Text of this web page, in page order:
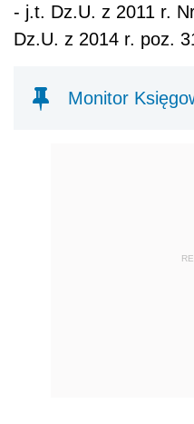
- j.t. Dz.U. z 2011 r.
Dz.U. z 2014 r. poz.
Monitor